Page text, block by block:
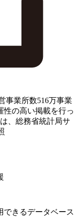
事業所数516万事業
性の高い掲載を行っ
、総務省統計局サ
できるデータベース